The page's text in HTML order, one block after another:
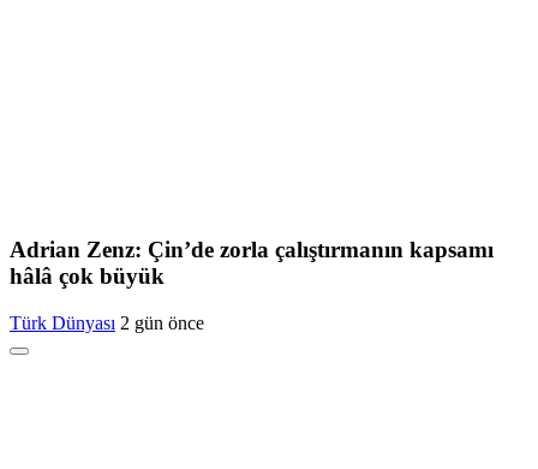
Adrian Zenz: Çin’de zorla çalıştırmanın kapsamı
hâlâ çok büyük
Türk Dünyası 2 gün önce